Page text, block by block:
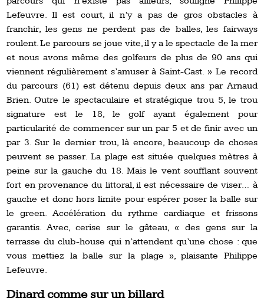
Lefeuvre. Il est court, il n’y a pas de gros obstacles à
franchir, les gens ne perdent pas de balles, les fairways
roulent. Le parcours se joue vite, il y a le spectacle de la mer
et nous avons même des golfeurs de plus de 90 ans qui
viennent régulièrement s’amuser à Saint-Cast. » Le record
du parcours (61) est détenu depuis deux ans par Arnaud
Brien. Outre le spectaculaire et stratégique trou 5, le trou
signature est le 18, le golf ayant également pour
particularité de commencer sur un par 5 et de finir avec un
par 3. Sur le dernier trou, là encore, beaucoup de choses
peuvent se passer. La plage est située quelques mètres à
peine sur la gauche du 18. Mais le vent soufflant souvent
fort en provenance du littoral, il est nécessaire de viser… à
gauche et donc hors limite pour espérer poser la balle sur
le green. Accélération du rythme cardiaque et frissons
garantis. Avec, cerise sur le gâteau, « des gens sur la
terrasse du club-house qui n’attendent qu’une chose : que
vous mettiez la balle sur la plage », plaisante Philippe
Lefeuvre.
Dinard comme sur un billard